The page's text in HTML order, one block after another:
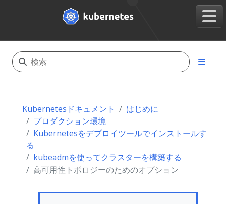
Kubernetesドキュメント
はじめに
プロダクション環境
Kubernetesをデプロイツールでインストールす
る
kubeadmを使ってクラスターを構築する
高可用性トポロジーのためのオプション